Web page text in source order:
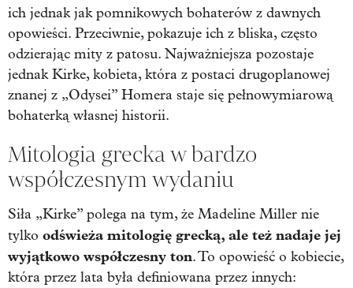
ich jednak jak pomnikowych bohaterów z dawnych
opowieści. Przeciwnie, pokazuje ich z bliska, często
odzierając mity z patosu. Najważniejsza pozostaje
jednak Kirke, kobieta, która z postaci drugoplanowej
znanej z „Odysei” Homera staje się pełnowymiarową
bohaterką własnej historii.
Mitologia grecka w bardzo
współczesnym wydaniu
Siła „Kirke” polega na tym, że Madeline Miller nie
tylko odświeża mitologię grecką, ale też nadaje jej
wyjątkowo współczesny ton. To opowieść o kobiecie,
która przez lata była definiowana przez innych: